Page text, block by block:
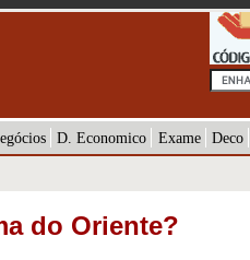
D. Economico Exame Deco
do Oriente?